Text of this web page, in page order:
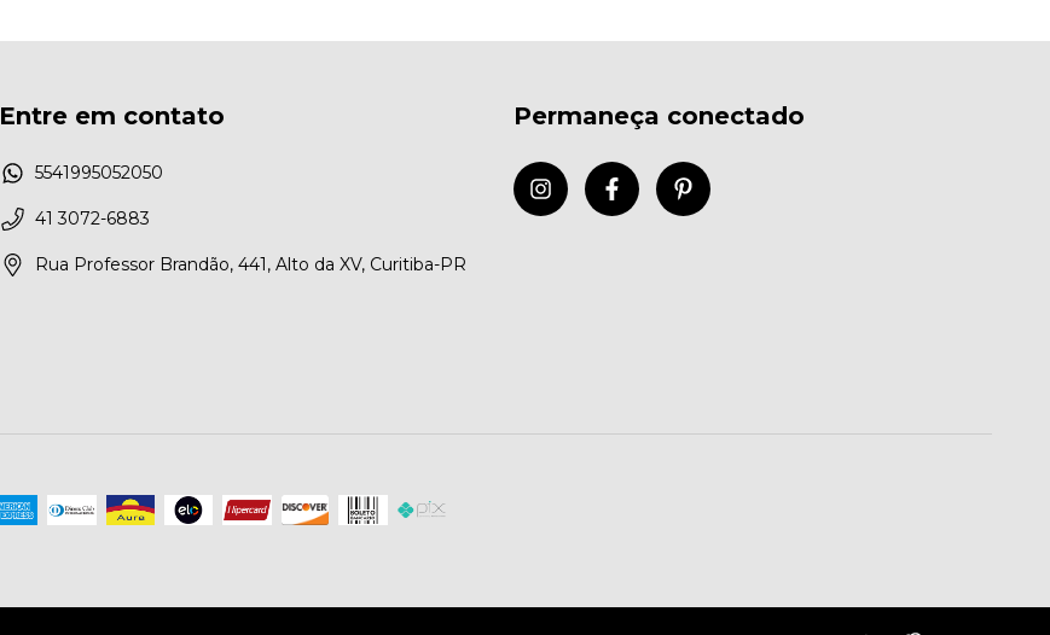
Entre em contato
5541995052050
41 3072-6883
Rua Professor Brandão, 441, Alto da XV, Curitiba-PR
Permaneça conectado